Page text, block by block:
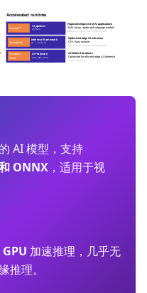
AI 模型，支持
ONNX ，适用于视
加速推理，几乎无
推理。